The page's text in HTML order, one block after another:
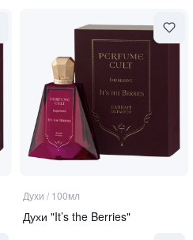
Духи / 100мл
Духи "It’s the Berries"